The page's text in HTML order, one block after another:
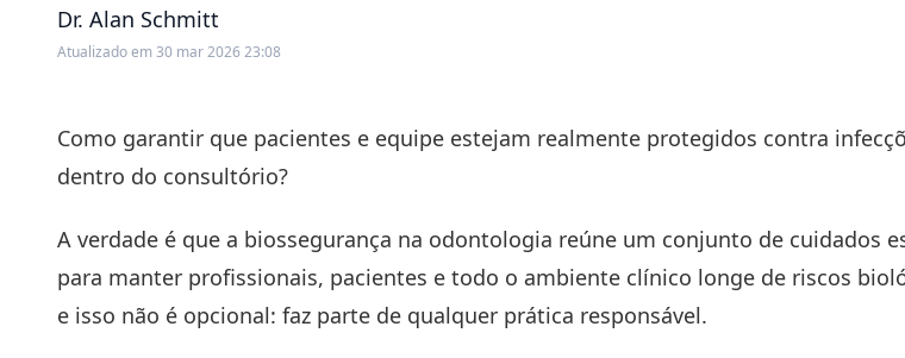
Dr. Alan Schmitt
Atualizado em 30 mar 2026 23:08
Como garantir que pacientes e equipe estejam realmente protegidos contra
dentro do consultório?
A verdade é que a biossegurança na odontologia reúne um conjunto de cuidados
para manter profissionais, pacientes e todo o ambiente clínico longe de riscos
e isso não é opcional: faz parte de qualquer prática responsável.